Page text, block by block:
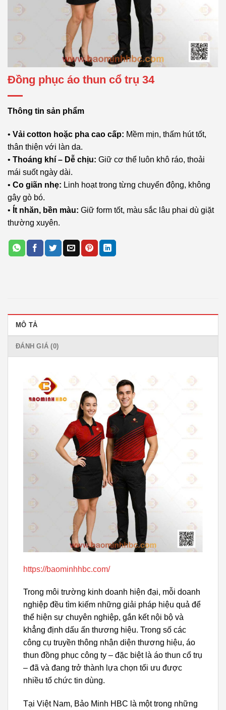
Đồng phục áo thun cổ trụ 34
Thông tin sản phẩm
• Vải cotton hoặc pha cao cấp: Mềm mịn, thấm hút tốt,
thân thiện với làn da.
• Thoáng khí – Dễ chịu: Giữ cơ thể luôn khô ráo, thoải
mái suốt ngày dài.
• Co giãn nhẹ: Linh hoạt trong từng chuyển động, không
gây gò bó.
• Ít nhăn, bền màu: Giữ form tốt, màu sắc lâu phai dù giặt
thường xuyên.
MÔ TẢ
ĐÁNH GIÁ (0)
https://baominhhbc.com/
Trong môi trường kinh doanh hiện đại, mỗi doanh
nghiệp đều tìm kiếm những giải pháp hiệu quả để
thể hiện sự chuyên nghiệp, gắn kết nội bộ và
khẳng định dấu ấn thương hiệu. Trong số các
công cụ truyền thông nhận diện thương hiệu, áo
thun đồng phục công ty – đặc biệt là áo thun cổ trụ
– đã và đang trở thành lựa chọn tối ưu được
nhiều tổ chức tin dùng.
Tại Việt Nam, Bảo Minh HBC là một trong những